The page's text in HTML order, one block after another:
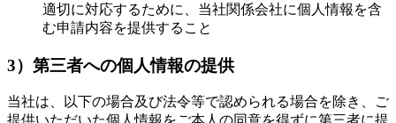
適切に対応するために、当社関係会社に個人情報を含
む申請内容を提供すること
3）第三者への個人情報の提供
当社は、以下の場合及び法令等で認められる場合を除き、ご